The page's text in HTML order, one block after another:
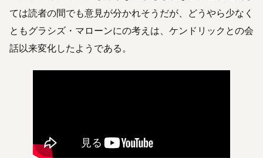
ては読者の間でも意見が分かれそうだが、どうやら少なく
ともグラシズ・マローンにの考えは、ケンドリックとの会
話以来変化したようである。